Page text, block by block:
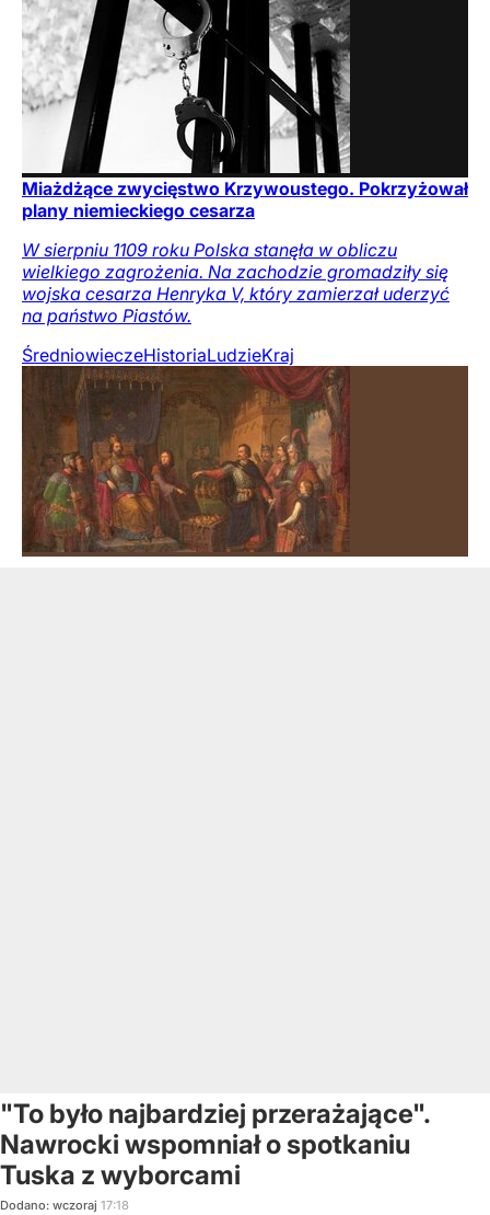
Miażdżące zwycięstwo Krzywoustego. Pokrzyżował
plany niemieckiego cesarza
W sierpniu 1109 roku Polska stanęła w obliczu
wielkiego zagrożenia. Na zachodzie gromadziły się
wojska cesarza Henryka V, który zamierzał uderzyć
na państwo Piastów.
ŚredniowieczeHistoriaLudzieKraj
"To było najbardziej przerażające".
Nawrocki wspomniał o spotkaniu
Tuska z wyborcami
Dodano: wczoraj 17:18